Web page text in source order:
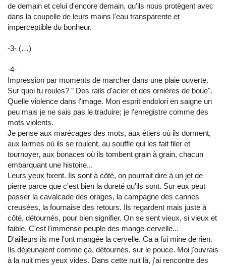
de demain et celui d'encore demain, qu'ils nous protègent avec
dans la coupelle de leurs mains l'eau transparente et
imperceptible du bonheur.
-3- (…)
-4-
Impression par moments de marcher dans une plaie ouverte.
Sur quoi tu roules? " Des rails d'acier et des ornières de boue".
Quelle violence dans l'image. Mon esprit endolori en saigne un
peu mais je ne sais pas le traduire; je l'enregistre comme des
mots violents.
Je pense aux marécages des mots, aux étiers où ils dorment,
aux larmes où ils se roulent, au souffle qui les fait filer et
tournoyer, aux bonaces où ils tombent grain à grain, chacun
embarquant une histoire...
Leurs yeux fixent. Ils sont à côté, on pourrait dire à un jet de
pierre parce que c'est bien la dureté qu'ils sont. Sur eux peut
passer la cavalcade des orages, la campagne des cannes
creusées, la fournaise des retours. Ils regardent mais juste à
côté, détournés, pour bien signifier. On se sent vieux, si vieux et
faible. C'est l'immense peuple des mange-cervelle...
D'ailleurs ils me l'ont mangée la cervelle. Ca a fui mine de rien.
Ils déjeunaient comme ça, détournés, sur le pouce. Moi j'ouvrais
à la nuit mes yeux vides. Dans cette nuit là, j'ai rencontre des